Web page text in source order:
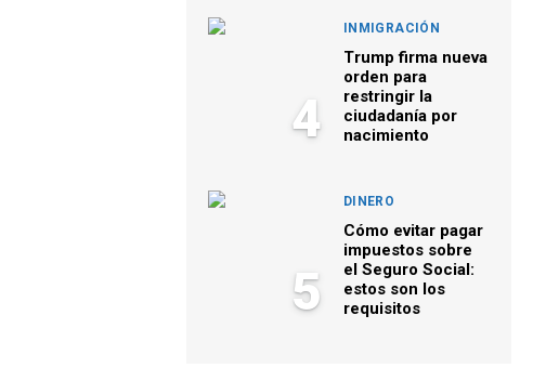
4
INMIGRACIÓN
Trump firma nueva
orden para
restringir la
ciudadanía por
nacimiento
5
DINERO
Cómo evitar pagar
impuestos sobre
el Seguro Social:
estos son los
requisitos